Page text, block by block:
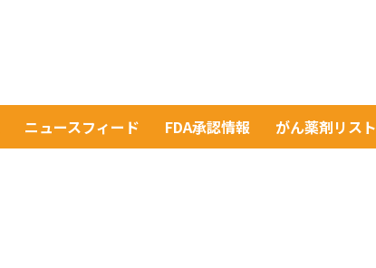
ニュースフィード FDA承認情報 がん薬剤リスト